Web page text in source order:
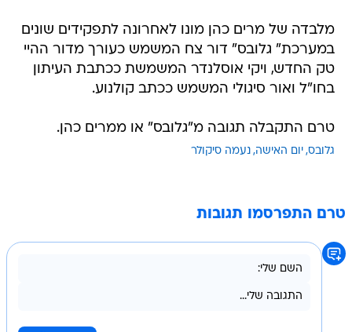
מלבדה של מרים כהן מונו לאחרונה לתפקידים שונים
במערכת" גלובס" דור צח המשמש כעורך מדור ההיי
טק החדש, ויקי אוסלנדר המשמשת ככתבת העיתון
בחו"ל ואור סיגולי המשמש ככתב קולנוע.
טרם התקבלה תגובה מ"גלובס" או ממרים כהן.
גלובס יום האישה נעמה סיקולר
טרם התפרסמו תגובות